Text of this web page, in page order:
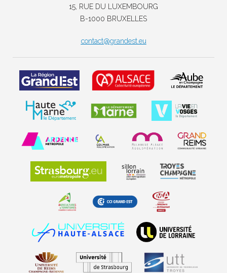
15, RUE DU LUXEMBOURG
B-1000 BRUXELLES
contact@grandest.eu